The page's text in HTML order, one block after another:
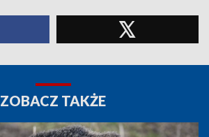
ZOBACZ TAKŻE